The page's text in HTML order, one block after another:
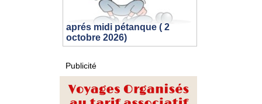
aprés midi pétanque ( 2
octobre 2026)
Publicité